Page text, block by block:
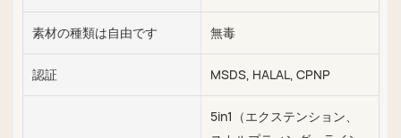
素材の種類は自由です 無毒
認証 MSDS, HALAL, CPNP
5in1（エクステンション、